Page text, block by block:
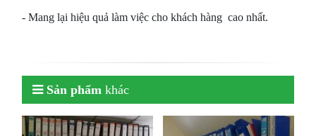
- Mang lại hiệu quả làm việc cho khách hàng cao nhất.
Sản phẩm khác